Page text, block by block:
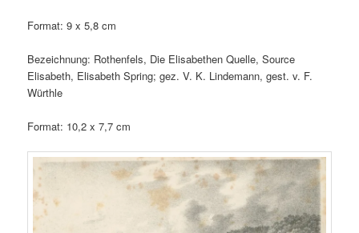
Format: 9 x 5,8 cm
Bezeichnung: Rothenfels, Die Elisabethen Quelle, Source
Elisabeth, Elisabeth Spring; gez. V. K. Lindemann, gest. v. F.
Würthle
Format: 10,2 x 7,7 cm